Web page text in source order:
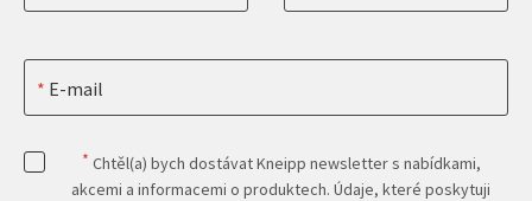
E-mail
* Chtěl(a) bych dostávat Kneipp newsletter s nabídkami,
akcemi a informacemi o produktech. Údaje, které poskytuji